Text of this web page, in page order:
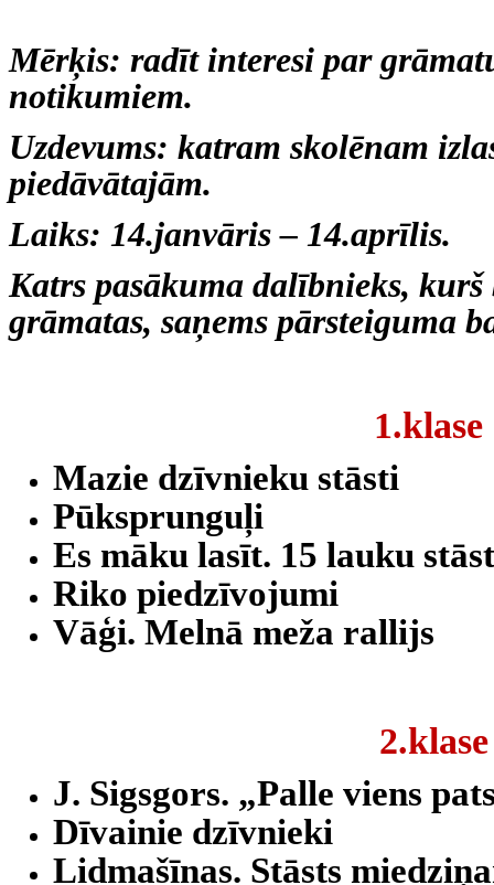
Mērķis: radīt interesi par
notikumiem.
Uzdevums: katram skolēnam
piedāvātajām.
Laiks: 14.janvāris – 14.aprīlis.
Katrs pasākuma dalībnieks, kurš
grāmatas, saņems pārsteiguma
1.klase
Mazie dzīvnieku stāsti
Pūksprunguļi
Es māku lasīt. 15 lauku
Riko piedzīvojumi
Vāģi. Melnā meža rallijs
2.klase
J. Sigsgors. „Palle viens
Dīvainie dzīvnieki
Lidmašīnas. Stāsts